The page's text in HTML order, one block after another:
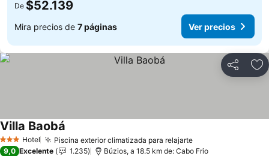
De $52.139
Mira precios de 7 páginas Ver precios
Compartir
3 Estrellas
Hotel Piscina exterior climatizada para relajarteVer precios
Villa Baobá
9,0 Excelente 1.235 Búzios, a 18.5 km de: Cabo Frio